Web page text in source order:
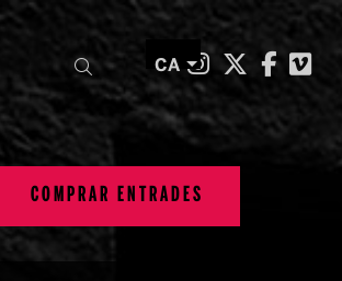
CA Link aLink a
Link
Cercar
COMPRAR ENTRADES